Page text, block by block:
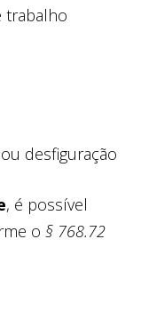
trabalho
desfiguração
, é possível
o § 768.72